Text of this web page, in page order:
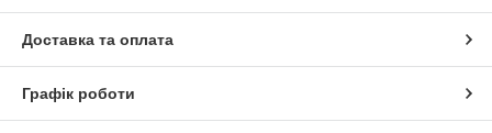
Доставка та оплата
Графік роботи